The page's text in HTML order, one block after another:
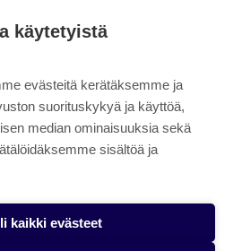
käytetyistä
evästeitä kerätäksemme ja
suorituskykyä ja käyttöä,
median ominaisuuksia sekä
sisältöä ja
kaikki evästeet